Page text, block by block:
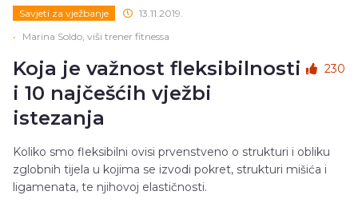
Savjeti za vježbanje
13.11.2019.
•
Marina Soldo, viši trener fitnessa
Koja je važnost fleksibilnosti
i 10 najčešćih vježbi
istezanja
230
Koliko smo fleksibilni ovisi prvenstveno o strukturi i obliku
zglobnih tijela u kojima se izvodi pokret, strukturi mišića i
ligamenata, te njihovoj elastičnosti.